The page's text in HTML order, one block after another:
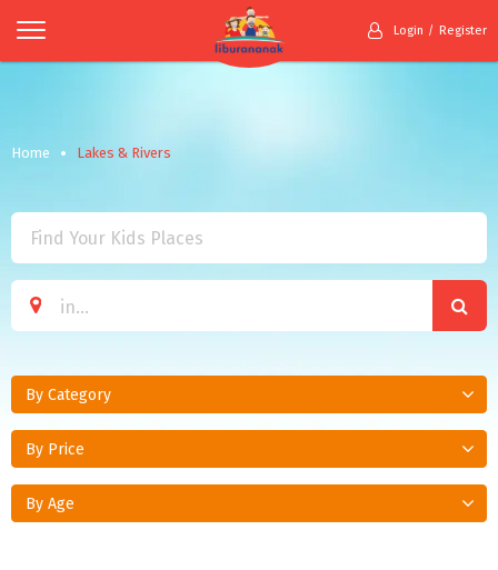
Login Register
Home Lakes & Rivers
By Category
By Price
By Age